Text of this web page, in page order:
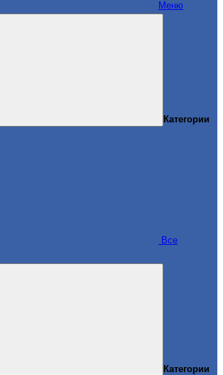
Меню
Категории
Все
Категории